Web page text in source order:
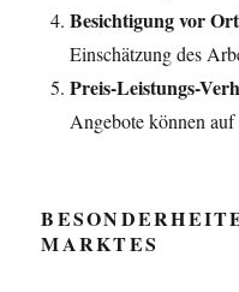
Besichtigung vor
Einschätzung des
Preis-Leistungs-
Angebote können
MARKTES